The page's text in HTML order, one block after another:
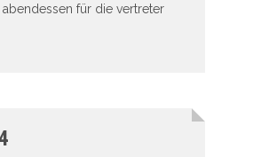
abendessen für die vertreter